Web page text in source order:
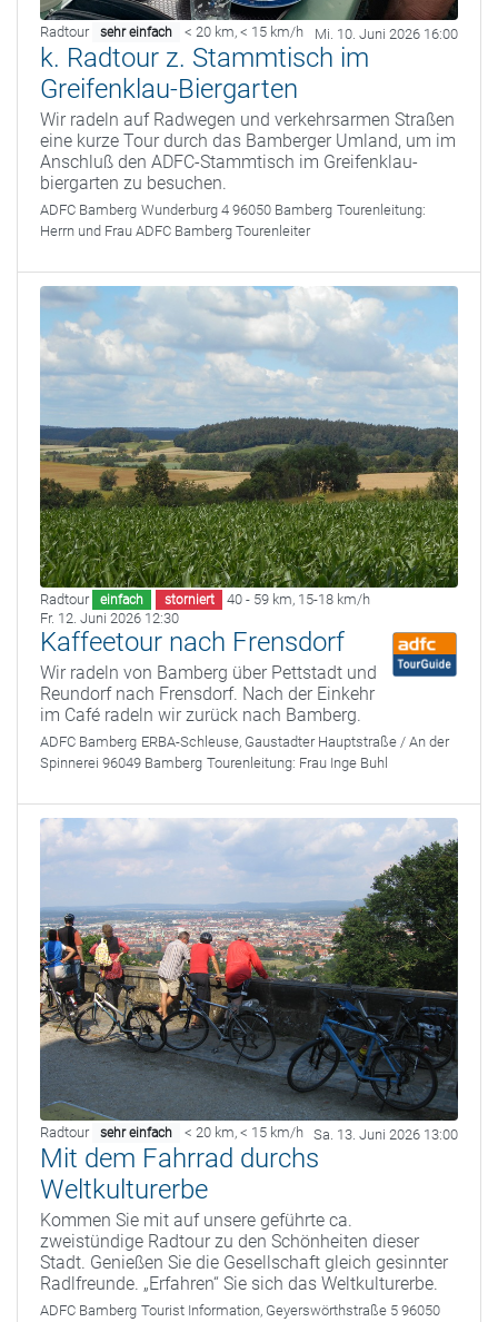
Radtour sehr einfach < 20 km, < 15 km/h Mi. 10. Juni 2026 16:00
k. Radtour z. Stammtisch im
Greifenklau-Biergarten
Wir radeln auf Radwegen und verkehrsarmen Straßen
eine kurze Tour durch das Bamberger Umland, um im
Anschluß den ADFC-Stammtisch im Greifenklau-
biergarten zu besuchen.
ADFC Bamberg Wunderburg 4 96050 Bamberg Tourenleitung:
Herrn und Frau ADFC Bamberg Tourenleiter
Radtour einfach storniert 40 - 59 km, 15-18 km/h
Fr. 12. Juni 2026 12:30
Kaffeetour nach Frensdorf
Wir radeln von Bamberg über Pettstadt und
Reundorf nach Frensdorf. Nach der Einkehr
im Café radeln wir zurück nach Bamberg.
ADFC Bamberg ERBA-Schleuse, Gaustadter Hauptstraße / An der
Spinnerei 96049 Bamberg Tourenleitung: Frau Inge Buhl
Radtour sehr einfach < 20 km, < 15 km/h Sa. 13. Juni 2026 13:00
Mit dem Fahrrad durchs
Weltkulturerbe
Kommen Sie mit auf unsere geführte ca.
zweistündige Radtour zu den Schönheiten dieser
Stadt. Genießen Sie die Gesellschaft gleich gesinnter
Radlfreunde. „Erfahren“ Sie sich das Weltkulturerbe.
ADFC Bamberg Tourist Information, Geyerswörthstraße 5 96050